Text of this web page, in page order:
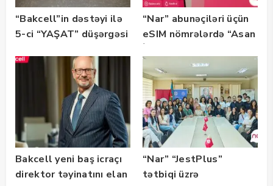
“Bakcell”in dəstəyi ilə
5-ci “YAŞAT” düşərgəsi
“Nar” abunəçiləri üçün
eSIM nömrələrdə “Asan
istifadəyə verildi
Bakcell yeni baş icraçı
direktor təyinatını elan
“Nar” “JestPlus”
tətbiqi üzrə